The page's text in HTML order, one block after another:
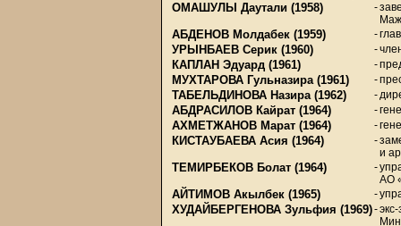
ОМАШУЛЫ Даутали (1958) -
АБДЕНОВ Молдабек (1959) -
УРЫНБАЕВ Серик (1960) -
КАПЛАН Эдуард (1961) -
МУХТАРОВА Гульназира(1961) -
ТАБЕЛЬДИНОВА Назира(1962) -
АБДРАСИЛОВ Кайрат (1964) -
АХМЕТЖАНОВ Марат (1964) -
КИСТАУБАЕВА Асия (1964) -
и
ТЕМИРБЕКОВ Болат (1964) -
АО
АЙТИМОВ Акылбек (1965) -
ХУДАЙБЕРГЕНОВА Зульфия (1969)-